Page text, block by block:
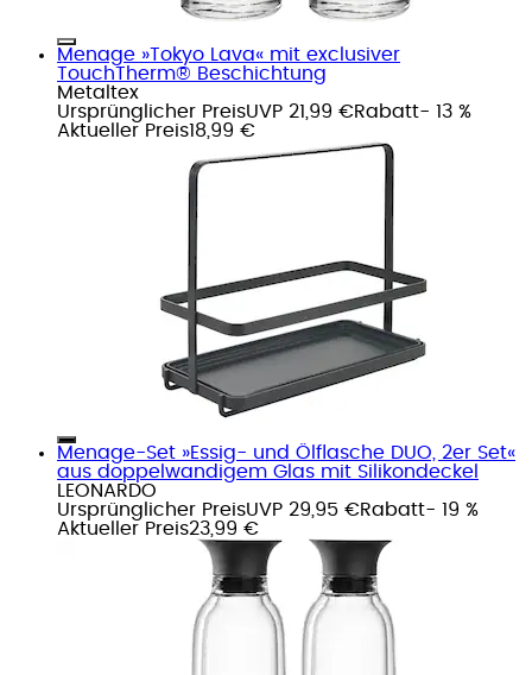
Menage »Tokyo Lava« mit exclusiver
TouchTherm® Beschichtung
Metaltex
Ursprünglicher PreisUVP 21,99 €Rabatt- 13 %
Aktueller Preis18,99 €
Menage-Set »Essig- und Ölflasche DUO, 2er Set«
aus doppelwandigem Glas mit Silikondeckel
LEONARDO
Ursprünglicher PreisUVP 29,95 €Rabatt- 19 %
Aktueller Preis23,99 €